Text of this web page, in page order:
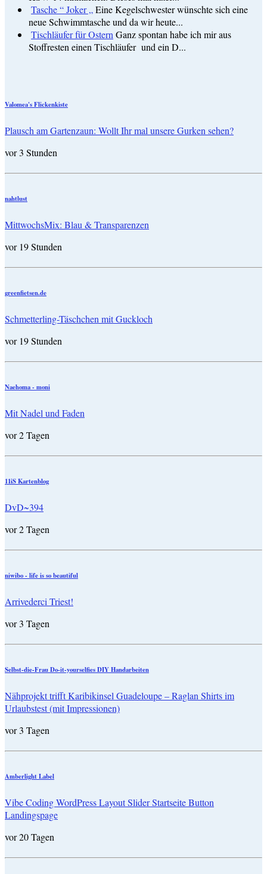
Tasche “ Joker „Eine Kegelschwester wünschte sich eine
neue Schwimmtasche und da wir heute...
Tischläufer für OsternGanz spontan habe ich mir aus
Stoffresten einen Tischläufer und ein D...
Valomea's Flickenkiste
Plausch am Gartenzaun: Wollt Ihr mal unsere Gurken sehen?
vor 3 Stunden
nahtlust
MittwochsMix: Blau & Transparenzen
vor 19 Stunden
greenfietsen.de
Schmetterling-Täschchen mit Guckloch
vor 19 Stunden
Naehoma - moni
Mit Nadel und Faden
vor 2 Tagen
11iS Kartenblog
DvD~394
vor 2 Tagen
niwibo - life is so beautiful
Arrivederci Triest!
vor 3 Tagen
Selbst-die-Frau Do-it-yourselfies DIY Handarbeiten
Nähprojekt trifft Karibikinsel Guadeloupe – Raglan Shirts im
Urlaubstest (mit Impressionen)
vor 3 Tagen
Amberlight Label
Vibe Coding WordPress Layout Slider Startseite Button
Landingspage
vor 20 Tagen